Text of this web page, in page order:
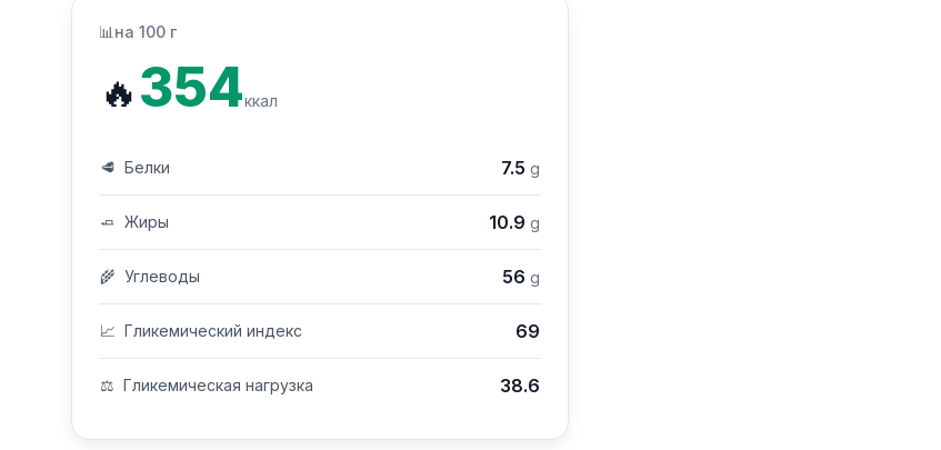
📊 на 100 г
🔥354ккал
🥩 Белки 7.5 g
🧈 Жиры 10.9 g
🌾 Углеводы 56 g
📈 Гликемический индекс 69
⚖️ Гликемическая нагрузка 38.6